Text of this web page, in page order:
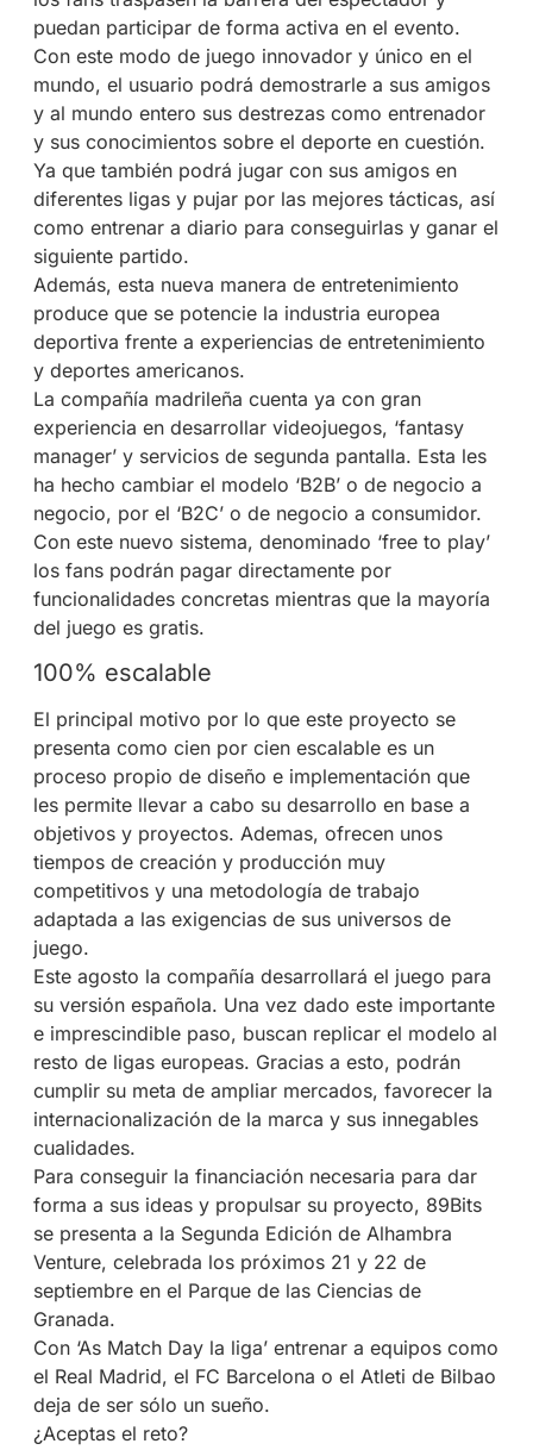
puedan participar de forma activa en el evento.
Con este modo de juego innovador y único en el
mundo, el usuario podrá demostrarle a sus amigos
y al mundo entero sus destrezas como entrenador
y sus conocimientos sobre el deporte en cuestión.
Ya que también podrá jugar con sus amigos en
diferentes ligas y pujar por las mejores tácticas, así
como entrenar a diario para conseguirlas y ganar el
siguiente partido.
Además, esta nueva manera de entretenimiento
produce que se potencie la industria europea
deportiva frente a experiencias de entretenimiento
y deportes americanos.
La compañía madrileña cuenta ya con gran
experiencia en desarrollar videojuegos, ‘fantasy
manager’ y servicios de segunda pantalla. Esta les
ha hecho cambiar el modelo ‘B2B’ o de negocio a
negocio, por el ‘B2C’ o de negocio a consumidor.
Con este nuevo sistema, denominado ‘free to play’
los fans podrán pagar directamente por
funcionalidades concretas mientras que la mayoría
del juego es gratis.
100% escalable
El principal motivo por lo que este proyecto se
presenta como cien por cien escalable es un
proceso propio de diseño e implementación que
les permite llevar a cabo su desarrollo en base a
objetivos y proyectos. Ademas, ofrecen unos
tiempos de creación y producción muy
competitivos y una metodología de trabajo
adaptada a las exigencias de sus universos de
juego.
Este agosto la compañía desarrollará el juego para
su versión española. Una vez dado este importante
e imprescindible paso, buscan replicar el modelo al
resto de ligas europeas. Gracias a esto, podrán
cumplir su meta de ampliar mercados, favorecer la
internacionalización de la marca y sus innegables
cualidades.
Para conseguir la financiación necesaria para dar
forma a sus ideas y propulsar su proyecto, 89Bits
se presenta a la Segunda Edición de Alhambra
Venture, celebrada los próximos 21 y 22 de
septiembre en el Parque de las Ciencias de
Granada.
Con ‘As Match Day la liga’ entrenar a equipos como
el Real Madrid, el FC Barcelona o el Atleti de Bilbao
deja de ser sólo un sueño.
¿Aceptas el reto?